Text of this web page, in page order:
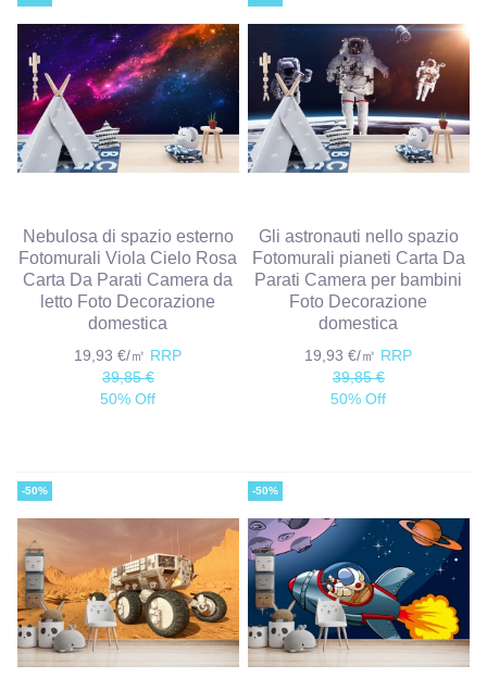
Nebulosa di spazio esterno
Fotomurali Viola Cielo Rosa
Carta Da Parati Camera da
letto Foto Decorazione
domestica
19,93 €/㎡ RRP
39,85 €
50% Off
Gli astronauti nello spazio
Fotomurali pianeti Carta Da
Parati Camera per bambini
Foto Decorazione
domestica
19,93 €/㎡ RRP
39,85 €
50% Off
-50% -50%